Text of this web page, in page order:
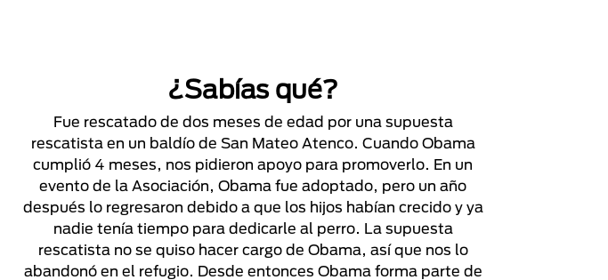
¿Sabías qué?
Fue rescatado de dos meses de edad por una supuesta
rescatista en un baldío de San Mateo Atenco. Cuando Obama
cumplió 4 meses, nos pidieron apoyo para promoverlo. En un
evento de la Asociación, Obama fue adoptado, pero un año
después lo regresaron debido a que los hijos habían crecido y ya
nadie tenía tiempo para dedicarle al perro. La supuesta
rescatista no se quiso hacer cargo de Obama, así que nos lo
abandonó en el refugio. Desde entonces Obama forma parte de